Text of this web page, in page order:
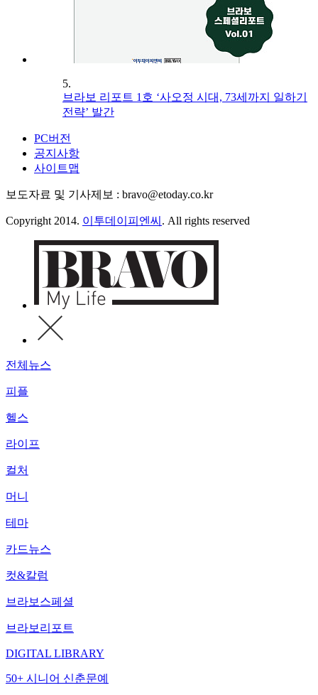
5.
브라보 리포트 1호 ‘사오정 시대, 73세까지 일하기
전략’ 발간
PC버전
공지사항
사이트맵
보도자료 및 기사제보 : bravo@etoday.co.kr
Copyright 2014. 이투데이피엔씨 . All rights reserved
전체뉴스
피플
헬스
라이프
컬처
머니
테마
카드뉴스
컷&칼럼
브라보스페셜
브라보리포트
DIGITAL LIBRARY
50+ 시니어 신춘문예